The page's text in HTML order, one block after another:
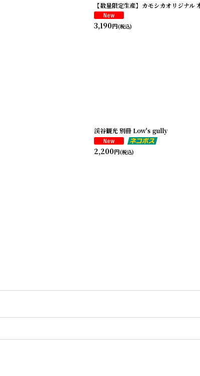
【数量限定生産】カモシカオリジナル
3,190円(税込)
渓谷観光 別冊 Low's gully
2,200円(税込)